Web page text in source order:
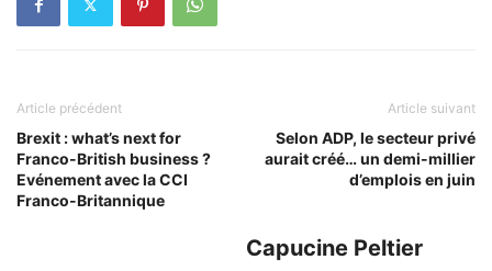
Article précédent
Brexit : what’s next for
Franco-British business ?
Evénement avec la CCI
Franco-Britannique
Article suivant
Selon ADP, le secteur privé
aurait créé… un demi-millier
d’emplois en juin
Capucine Peltier